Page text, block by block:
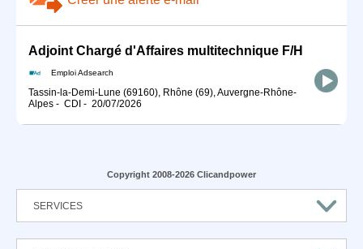
Adjoint Chargé d'Affaires multitechnique F/H
Emploi Adsearch
Tassin-la-Demi-Lune (69160), Rhône (69), Auvergne-Rhône-
Alpes - CDI - 20/07/2026
Copyright 2008-2026 Clicandpower
SERVICES